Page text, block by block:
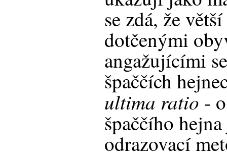
se zdá, že
dotčenými
angažujícími
špaččích
ultima ratio -
špaččího
odrazovací